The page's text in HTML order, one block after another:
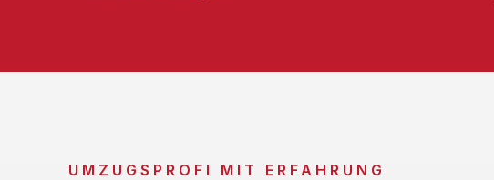
UMZUGSPROFI MIT ERFAHRUNG